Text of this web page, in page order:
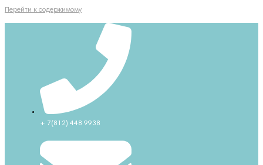
Перейти к содержимому
+ 7(812) 448 9938